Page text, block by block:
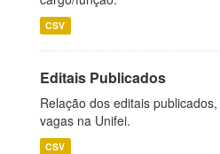
CSV
Editais Publicados
Relação dos editais
vagas na Unifei.
CSV